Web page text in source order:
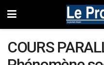
COURS